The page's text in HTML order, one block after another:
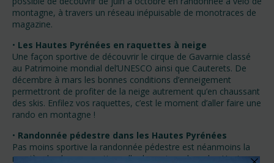
montagne, à travers un réseau inépuisable de monotraces de
magazine.
• Les Hautes Pyrénées en raquettes à neige
Une façon sportive de découvrir le cirque de Gavarnie classé
au Patrimoine mondial del’UNESCO ainsi que Cauterets. De
décembre à mars les bonnes conditions d’enneigement
permettront de profiter de la neige autrement qu’en chaussant
des skis. Enfilez vos raquettes, c’est le moment d’aller faire une
rando en montagne !
• Randonnée pédestre dans les Hautes Pyrénées
Pas moins sportive la randonnée pédestre est néanmoins la
manière la plus conventionnelle de venir explorer les Hautes